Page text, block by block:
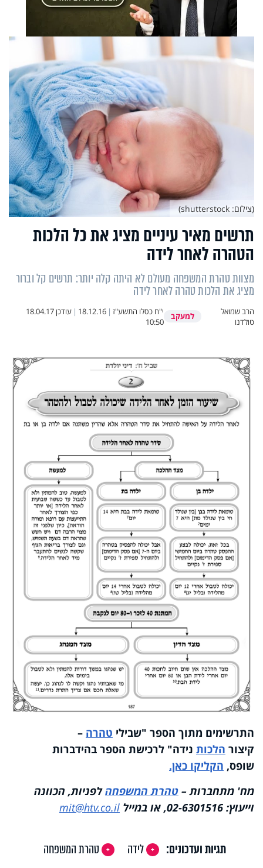
תרשים מאיר עיניים מציג את כל הלכות
הטהרה לאחר לידה
מצוות טהרת המשפחה מעולם לא היתה קלה יותר: תרשים קל וברור
מציג את הלכות טהרה לאחר לידה
הרב שמואל
טולדנו
למעקב י"ח כסלו התשע"ז |
18.12.16
| עודכן18.04.17
10:50
(צילום: shutterstock)
התרשימים מתוך הספר "שבילי טהרה –
קיצור הלכות נידה" לרכישת הספר בהידברות
שופס, הקליקו כאן.
מח' מתחברות – טהרת המשפחהלפניות, הכוונה
וייעוץ: 02-6301516, או במייל
mit@htv.co.il
תגיות ועדכונים: לידה
טהרת המשפחה